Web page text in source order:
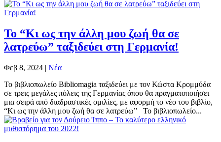
Το “Κι ως την άλλη μου ζωή θα σε
λατρεύω” ταξιδεύει στη Γερμανία!
Φεβ 8, 2024 | Νέα
Το βιβλιοπωλείο Bibliomagia ταξιδεύει με τον Κώστα Κρομμύδα
σε τρεις μεγάλες πόλεις της Γερμανίας όπου θα πραγματοποιήσει
μια σειρά από διαδραστικές ομιλίες, με αφορμή το νέο του βιβλίο,
“Κι ως την άλλη μου ζωή θα σε λατρεύω” Το βιβλιοπωλείο...